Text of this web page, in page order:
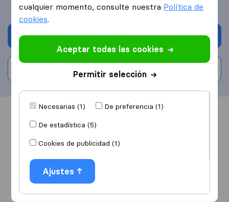
Solicita Presupuestos
Escribe una valoración
Información
cualquier momento, consulte nuestra Política de
cookies.
Aceptar todas las cookies
Permitir selección
Necesarias (1)
De preferencia (1)
De estadística (5)
Cookies de publicidad (1)
Ajustes